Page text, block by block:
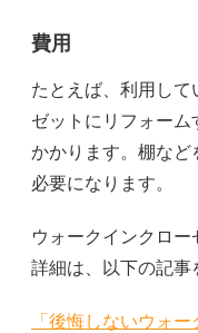
費用
たとえば、利用し
ゼットにリフォー
かかります。棚な
必要になります。
ウォークインクロ
詳細は、以下の記事
「後悔しないウォ